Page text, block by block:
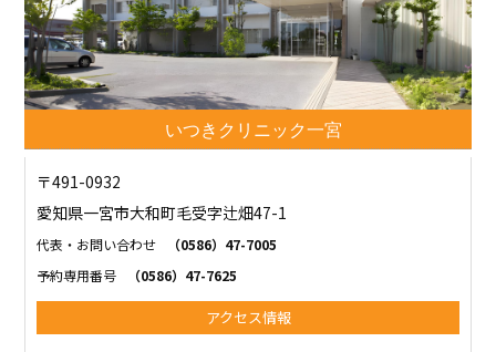
いつきクリニック一宮
〒491-0932
愛知県一宮市大和町毛受字辻畑47-1
代表・お問い合わせ
（0586）47-7005
予約専用番号
（0586）47-7625
アクセス情報